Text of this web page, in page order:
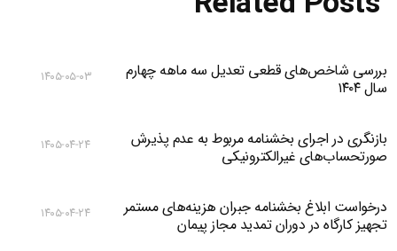
بررسی شاخص‌های قطعی تعدیل سه ماهه چهارم
سال ۱۴۰۴
۱۴۰۵-۰۵-۰۳
بازنگری در اجرای بخشنامه مربوط به عدم پذیرش
صورتحساب‌های غیرالکترونیکی
۱۴۰۵-۰۴-۲۴
درخواست ابلاغ بخشنامه جبران هزینه‌های مستمر
تجهیز کارگاه در دوران تمدید مجاز پیمان
۱۴۰۵-۰۴-۲۴